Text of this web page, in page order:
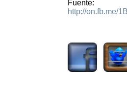
Fuente:
http://on.fb.me/